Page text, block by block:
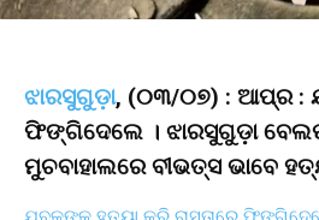
ଝାରସୁଗୁଡ଼ା, (୦୩/୦୭) : ଆପ୍ର :
ଫିଙ୍ଗିଦେଲେ । ଝାରସୁଗୁଡ଼ା
ମୁଚବାହାଲରେ ବୀଭତ୍ସ ଭାବେ